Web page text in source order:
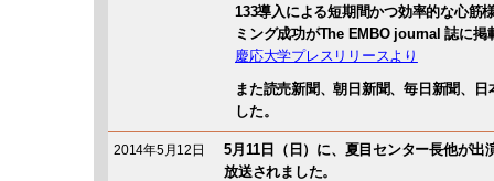
133導入による短期間かつ効率的な心筋
ミング成功がThe EMBO journal 誌に掲
慶応大学プレスリリースより
また読売新聞、朝日新聞、毎日新聞、
した。
2014年5月12日
5月11日（日）に、夏目センター長他が出
放送されました。